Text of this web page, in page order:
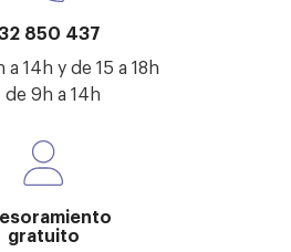
850 437
a 14h y de 15 a 18h
de 9h a 14h
gratuito